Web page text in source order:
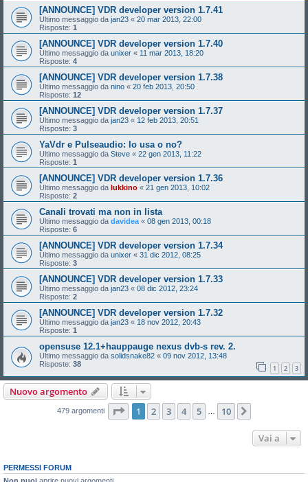
[ANNOUNCE] VDR developer version 1.7.41
Ultimo messaggio da jan23 « 20 mar 2013, 22:00
Risposte: 1
[ANNOUNCE] VDR developer version 1.7.40
Ultimo messaggio da unixer « 11 mar 2013, 18:20
Risposte: 4
[ANNOUNCE] VDR developer version 1.7.38
Ultimo messaggio da nino « 20 feb 2013, 20:50
Risposte: 12
[ANNOUNCE] VDR developer version 1.7.37
Ultimo messaggio da jan23 « 12 feb 2013, 20:51
Risposte: 3
YaVdr e Pulseaudio: lo usa o no?
Ultimo messaggio da Steve « 22 gen 2013, 11:22
Risposte: 1
[ANNOUNCE] VDR developer version 1.7.36
Ultimo messaggio da lukkino « 21 gen 2013, 10:02
Risposte: 2
Canali trovati ma non in lista
Ultimo messaggio da davidea« 08 gen 2013, 00:18
Risposte: 6
[ANNOUNCE] VDR developer version 1.7.34
Ultimo messaggio da unixer « 31 dic 2012, 08:25
Risposte: 3
[ANNOUNCE] VDR developer version 1.7.33
Ultimo messaggio da jan23 « 08 dic 2012, 23:24
Risposte: 2
[ANNOUNCE] VDR developer version 1.7.32
Ultimo messaggio da jan23 « 18 nov 2012, 20:43
Risposte: 1
opensuse 12.1+hauppauge nexus dvb-s rev. 2.
Ultimo messaggio da solidsnake82 « 09 nov 2012, 13:48
Risposte: 38 1 2 3
Nuovo argomento
479 argomenti Pagina di 10
1 2 3 4 5 10
Vai a
PERMESSI FORUM